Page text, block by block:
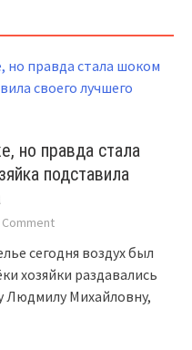
но правда стала
подставила
Comment
сегодня воздух был
хозяйки раздавались
Людмилу Михайловну,